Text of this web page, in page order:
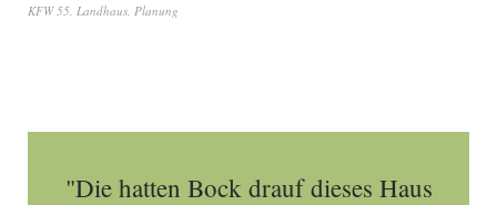
KFW 55, Landhaus, Planung
"Die hatten Bock drauf dieses Haus